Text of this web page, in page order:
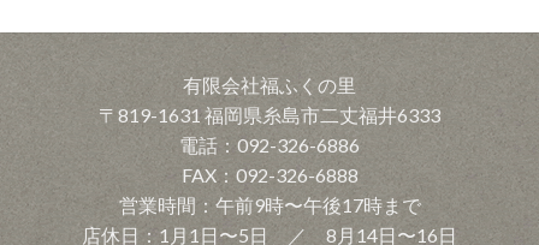
有限会社福ふくの里
〒819-1631 福岡県糸島市二丈福井6333
電話：092-326-6886
FAX：092-326-6888
営業時間：午前9時〜午後17時まで
店休日：1月1日〜5日 ／ 8月14日〜16日